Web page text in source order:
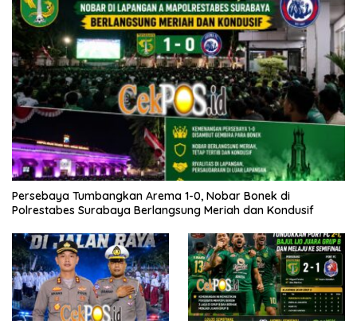
Persebaya Tumbangkan Arema 1-0, Nobar Bonek di
Polrestabes Surabaya Berlangsung Meriah dan Kondusif